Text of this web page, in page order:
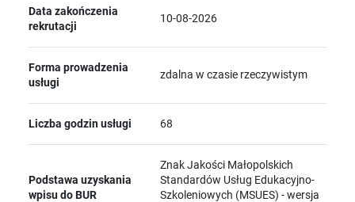
Data zakończenia
rekrutacji
10-08-2026
Forma prowadzenia
usługi
zdalna w czasie rzeczywistym
Liczba godzin usługi 68
Podstawa uzyskania
wpisu do BUR
Znak Jakości Małopolskich
Standardów Usług Edukacyjno-
Szkoleniowych (MSUES) - wersja